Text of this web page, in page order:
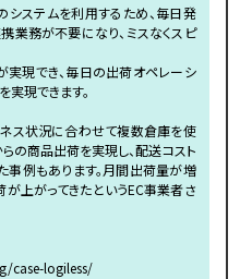
ステムを利用するため、毎日発
業務が不要になり、ミスなくスピ
現でき、毎日の出荷オペレーシ
実現できます。
ネス状況に合わせて複数倉庫を使
の商品出荷を実現し、配送コスト
例もあります。月間出荷量が増
上がってきたというEC事業者さ
case-logiless/